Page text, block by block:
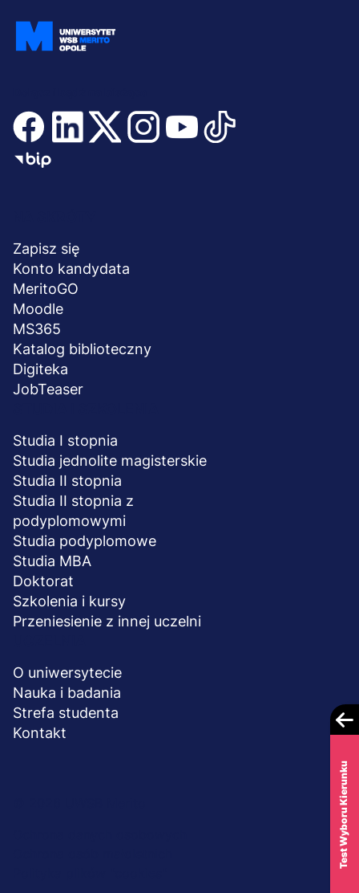
stopka
Zapisz się
Konto kandydata
MeritoGO
Moodle
MS365
Katalog biblioteczny
Digiteka
JobTeaser
Studia I stopnia
Studia jednolite magisterskie
Studia II stopnia
Studia II stopnia z
podyplomowymi
Studia podyplomowe
Studia MBA
Doktorat
Szkolenia i kursy
Przeniesienie z innej uczelni
O uniwersytecie
Nauka i badania
Strefa studenta
Kontakt
Test Wyboru Kierunku